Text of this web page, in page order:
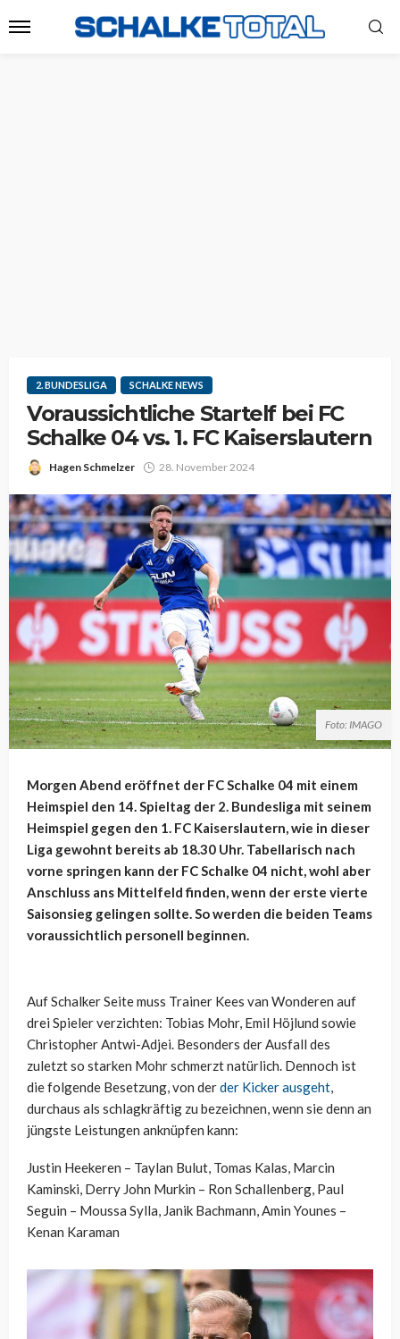
2. BUNDESLIGA SCHALKE NEWS
Voraussichtliche Startelf bei FC
Schalke 04 vs. 1. FC Kaiserslautern
Hagen Schmelzer 28. November 2024
Foto: IMAGO
Morgen Abend eröffnet der FC Schalke 04 mit einem
Heimspiel den 14. Spieltag der 2. Bundesliga mit seinem
Heimspiel gegen den 1. FC Kaiserslautern, wie in dieser
Liga gewohnt bereits ab 18.30 Uhr. Tabellarisch nach
vorne springen kann der FC Schalke 04 nicht, wohl aber
Anschluss ans Mittelfeld finden, wenn der erste vierte
Saisonsieg gelingen sollte. So werden die beiden Teams
voraussichtlich personell beginnen.
Auf Schalker Seite muss Trainer Kees van Wonderen auf
drei Spieler verzichten: Tobias Mohr, Emil Höjlund sowie
Christopher Antwi-Adjei. Besonders der Ausfall des
zuletzt so starken Mohr schmerzt natürlich. Dennoch ist
die folgende Besetzung, von derder Kicker ausgeht,
durchaus als schlagkräftig zu bezeichnen, wenn sie denn an
jüngste Leistungen anknüpfen kann:
Justin Heekeren – Taylan Bulut, Tomas Kalas, Marcin
Kaminski, Derry John Murkin – Ron Schallenberg, Paul
Seguin – Moussa Sylla, Janik Bachmann, Amin Younes –
Kenan Karaman